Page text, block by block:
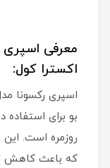
معرفی اسپری
اکسترا کول:
بو برای
روزمره است.
که باعث کاهش